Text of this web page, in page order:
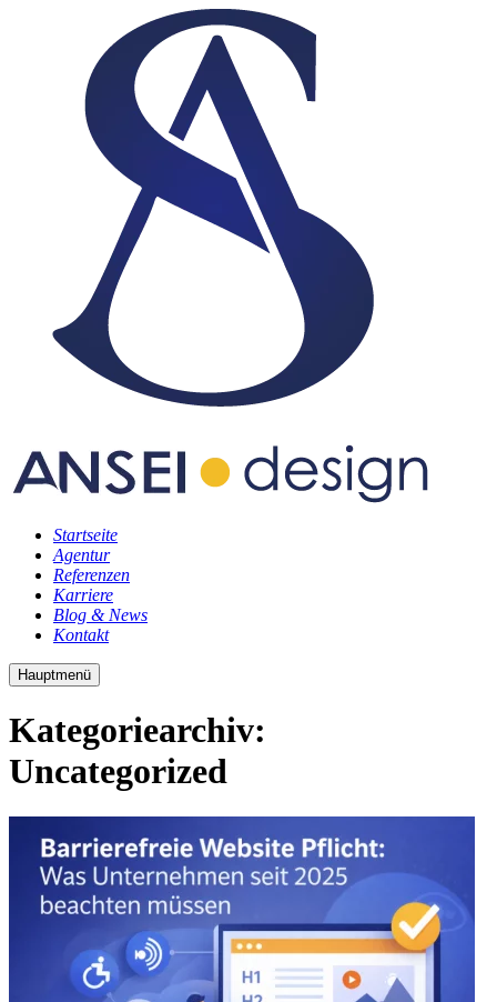
Startseite
Agentur
Referenzen
Karriere
Blog & News
Kontakt
Hauptmenü
Kategoriearchiv:
Uncategorized